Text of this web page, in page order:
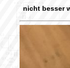
nicht besser